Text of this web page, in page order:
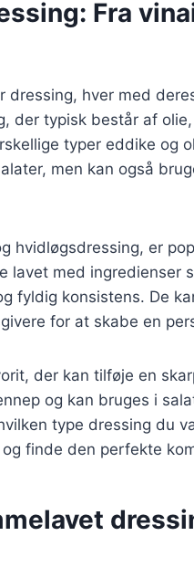
Fra
dressing, hver med
der typisk består af
typer eddike og
men kan også
hvidløgsdressing, er
lavet med ingredienser
fyldig konsistens. De
for at skabe en
der kan tilføje en
og kan bruges i
type dressing du
finde den perfekte